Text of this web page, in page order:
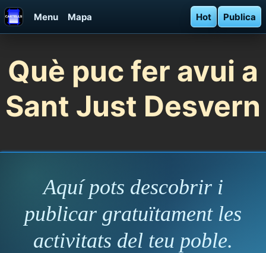
Menu Mapa Hot Publica
Què puc fer avui a
Sant Just Desvern
Aquí pots descobrir i
publicar gratuïtament les
activitats del teu poble.